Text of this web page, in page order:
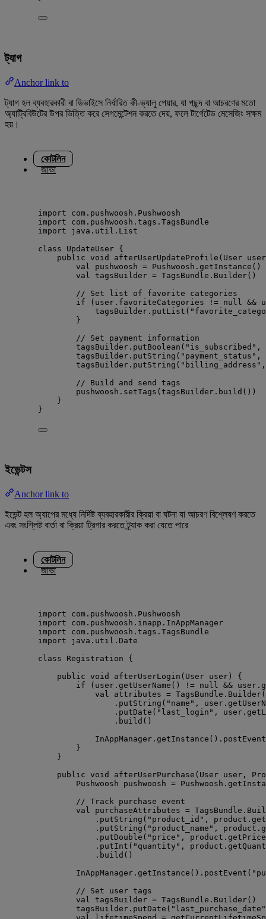
ট্যাগ
Anchor link to
ট্যাগ হল ব্যবহারকারী বা ডিভাইসে নির্ধারিত কী-ভ্যালু পেয়ার, যা পছন্দ বা আচরণের মতো
অ্যাট্রিবিউটের উপর ভিত্তি করে সেগমেন্টেশন করতে দেয়, ফলে টার্গেটেড মেসেজিং সক্ষম
হয়।
কোটলিন
জাভা
import com.pushwoosh.Pushwoosh
import com.pushwoosh.tags.TagsBundle
import java.util.List
class UpdateUser {
public void afterUserUpdateProfile (User
val
pushwoosh = Pushwoosh. getInstance ()
val
tagsBuilder = TagsBundle. Builder()
// Set list of favorite categories
if (user.favoriteCategories != null &&
tagsBuilder. putList (
}
// Set payment information
tagsBuilder. putBoolean ( "is_subscribed" ,
tagsBuilder. putString ( "payment_status" ,
tagsBuilder. putString ( "billing_address"
// Build and send tags
pushwoosh. setTags (tagsBuilder. build ())
}
}
ইভেন্টস
Anchor link to
ইভেন্ট হল অ্যাপের মধ্যে নির্দিষ্ট ব্যবহারকারীর ক্রিয়া বা ঘটনা যা আচরণ বিশ্লেষণ করতে
এবং সংশ্লিষ্ট বার্তা বা ক্রিয়া ট্রিগার করতে ট্র্যাক করা যেতে পারে
কোটলিন
জাভা
import com.pushwoosh.Pushwoosh
import com.pushwoosh.inapp.InAppManager
import com.pushwoosh.tags.TagsBundle
import java.util.Date
class Registration {
public void afterUserLogin (User user) {
if (user. getUserName () != null && user.
val attributes = TagsBundle. Builder
. putString ( "name" , user.
. putDate ( "last_login" , user.
. build ()
InAppManager. getInstance (). postEvent
}
}
public void afterUserPurchase (User user,
Pushwoosh pushwoosh = Pushwoosh.
// Track purchase event
val purchaseAttributes = TagsBundle.
. putString ( "product_id" , product.
. putString ( "product_name" , product.
. putDouble ( "price" , product. getPrice
. putInt ( "quantity" , product.
. build ()
InAppManager. getInstance (). postEvent (
// Set user tags
val tagsBuilder = TagsBundle. Builder()
tagsBuilder. putDate ( "last_purchase_date"